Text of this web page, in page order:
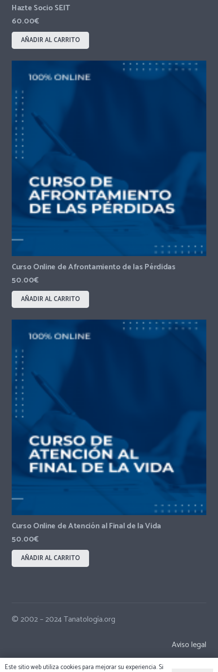
Hazte Socio SEIT
60.00€
AÑADIR AL CARRITO
Curso Online de Afrontamiento de las Pérdidas
50.00€
AÑADIR AL CARRITO
Curso Online de Atención al Final de la Vida
50.00€
AÑADIR AL CARRITO
© 2002 – 2024 Tanatología.org
Aviso legal
Este sitio web utiliza cookies para mejorar su experiencia. Si